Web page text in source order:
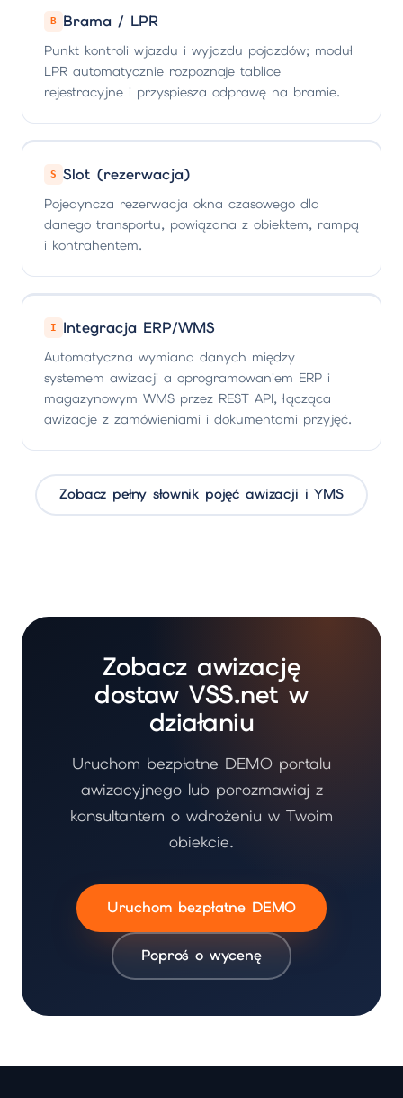
B Brama / LPR
Punkt kontroli wjazdu i wyjazdu pojazdów; moduł
LPR automatycznie rozpoznaje tablice
rejestracyjne i przyspiesza odprawę na bramie.
S Slot (rezerwacja)
Pojedyncza rezerwacja okna czasowego dla
danego transportu, powiązana z obiektem, rampą
i kontrahentem.
I Integracja ERP/WMS
Automatyczna wymiana danych między
systemem awizacji a oprogramowaniem ERP i
magazynowym WMS przez REST API, łącząca
awizacje z zamówieniami i dokumentami przyjęć.
Zobacz pełny słownik pojęć awizacji i YMS
Zobacz awizację
dostaw VSS.net w
działaniu
Uruchom bezpłatne DEMO portalu
awizacyjnego lub porozmawiaj z
konsultantem o wdrożeniu w Twoim
obiekcie.
Uruchom bezpłatne DEMO
Poproś o wycenę